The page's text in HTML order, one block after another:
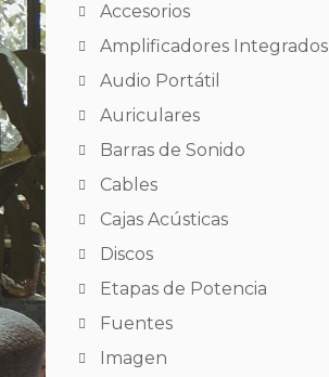
Accesorios
Amplificadores Integrados
Audio Portátil
Auriculares
Barras de Sonido
Cables
Cajas Acústicas
Discos
Etapas de Potencia
Fuentes
Imagen